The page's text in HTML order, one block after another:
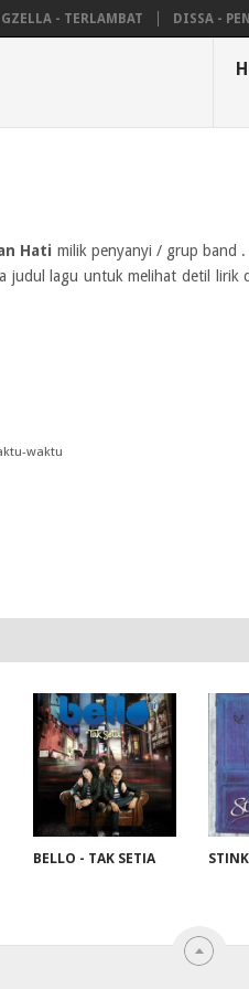
GZELLA - TERLAMBAT DISSA -
Hati milik penyanyi / grup band
judul lagu untuk melihat detil
waktu
BELLO - TAK SETIA